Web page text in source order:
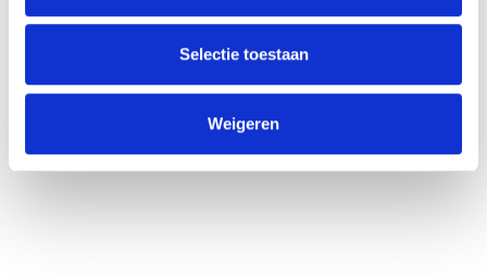
Selectie toestaan
Weigeren